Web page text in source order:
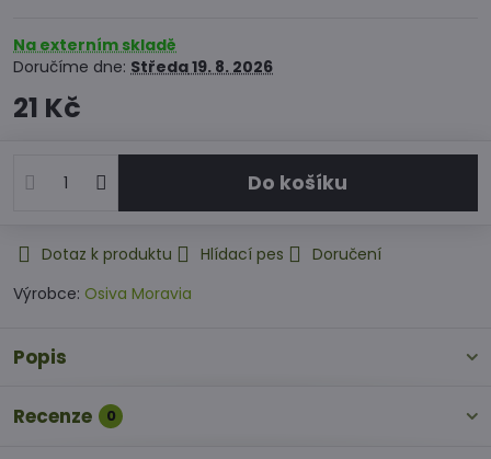
Na externím skladě
Doručíme dne: Středa19. 8. 2026
21 Kč
Do košíku
Dotaz k produktu Hlídací pes
Doručení
Výrobce: Osiva Moravia
Popis
Recenze 0